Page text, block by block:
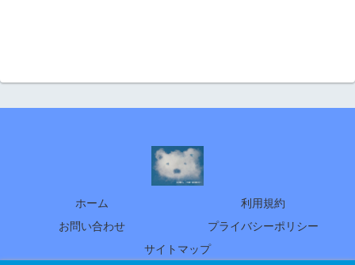
ホーム
利用規約
お問い合わせ
プライバシーポリシー
サイトマップ